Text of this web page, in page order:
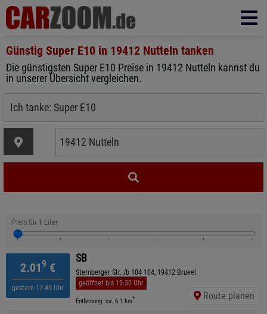
Günstig Super E10 in 19412 Nutteln tanken
Die günstigsten Super E10 Preise in 19412 Nutteln kannst du
in unserer Übersicht vergleichen.
Preis für 1 Liter
2.019 €
gestern 17:45 Uhr
SB
Sternberger Str. /b 104 104, 19412 Brueel
geöffnet bis 13:30 Uhr
Entfernung: ca. 6.1 km* Route planen